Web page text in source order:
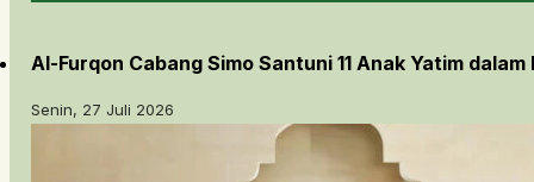
Al-Furqon Cabang Simo Santuni 11 Anak Yatim
Senin, 27 Juli 2026